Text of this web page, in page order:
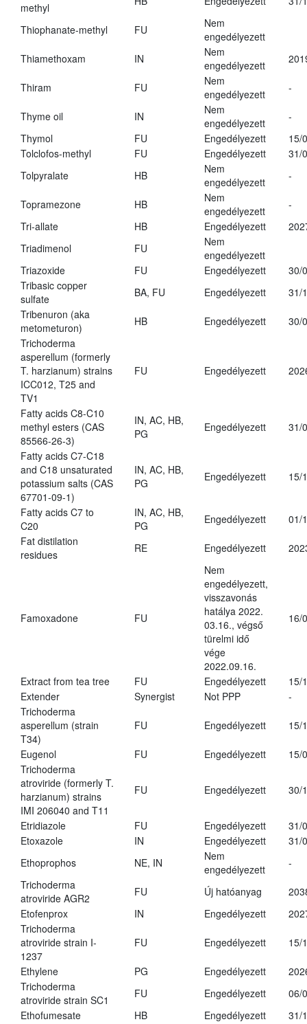
methyl
Thiophanate-methyl FU
Nem
engedélyezett
Thiamethoxam
IN
Nem
engedélyezett
Thiram FU
Nem
engedélyezett
-
Thyme oil IN
Nem
engedélyezett
-
Thymol
FU Engedélyezett
15/
Tolclofos-methyl
FU Engedélyezett
31/
Tolpyralate
HB
Nem
engedélyezett
-
Topramezone HB
Nem
engedélyezett
-
Tri-allate
HB Engedélyezett
Triadimenol
FU
Nem
engedélyezett
Triazoxide
FU Engedélyezett
30/
Tribasic copper
sulfate
BA, FU Engedélyezett
31/
Tribenuron (aka
metometuron)
HB Engedélyezett
30/
Trichoderma
asperellum (formerly
T. harzianum) strains
ICC012, T25 and
TV1
FU Engedélyezett
Fatty acids C8-C10
methyl esters (CAS
85566-26-3)
IN, AC, HB,
PG
Engedélyezett 31/
Fatty acids C7-C18
and C18 unsaturated
potassium salts (CAS
67701-09-1)
IN, AC, HB,
PG
Engedélyezett 15/
Fatty acids C7 to
C20
IN, AC, HB,
PG
Engedélyezett
01/
Fat distilation
residues
RE Engedélyezett
Famoxadone FU
Nem
engedélyezett,
visszavonás
hatálya 2022.
03.16., végső
türelmi idő
vége
2022.09.16.
16/
Extract from tea tree FU Engedélyezett
15/
Extender
Synergist Not PPP
-
Trichoderma
asperellum (strain
T34)
FU Engedélyezett 15/
Eugenol FU Engedélyezett
15/
Trichoderma
atroviride (formerly T.
harzianum) strains
IMI 206040 and T11
FU Engedélyezett 30/
Etridiazole FU Engedélyezett
31/
Etoxazole
IN Engedélyezett
31/
Ethoprophos
NE, IN
Nem
engedélyezett
-
Trichoderma
atroviride AGR2
FU Új hatóanyag
Etofenprox
IN Engedélyezett
Trichoderma
atroviride strain I-
1237
FU Engedélyezett 15/
Ethylene PG Engedélyezett
Trichoderma
atroviride strain SC1
FU Engedélyezett
06/
Ethofumesate
HB Engedélyezett
31/